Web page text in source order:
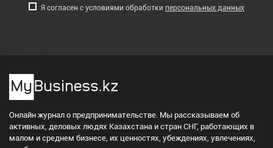
Я согласен с условиями обработки персональных данных
Онлайн журнал о предпринимательстве. Мы рассказываем об
активных, деловых людях Казахстана и стран СНГ, работающих в
малом и среднем бизнесе, их ценностях, убеждениях, увлечениях,